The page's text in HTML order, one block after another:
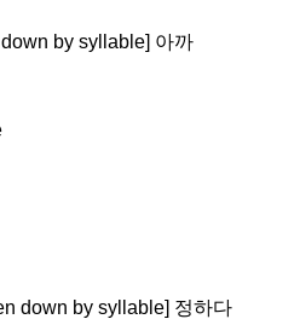
by syllable] 아까
down by syllable] 정하다